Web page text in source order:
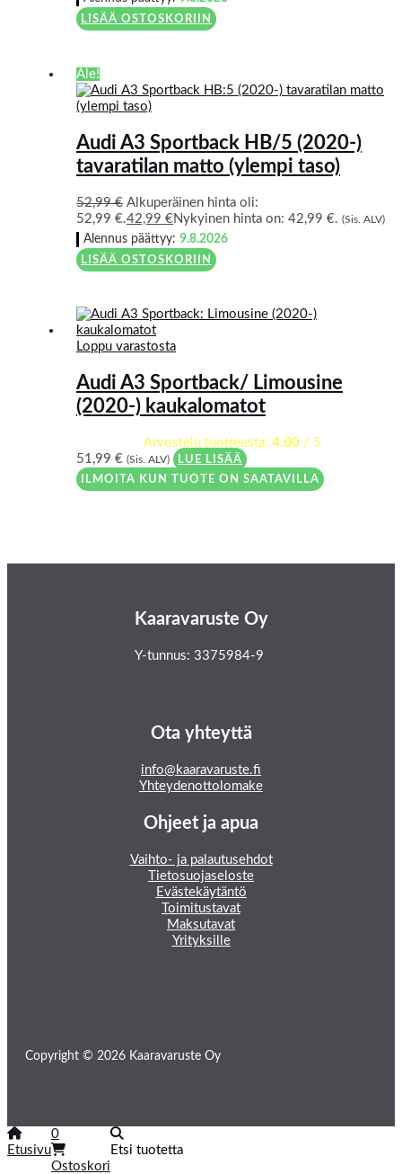
LISÄÄ OSTOSKORIIN
Ale!
Audi A3 Sportback HB/5 (2020-)
tavaratilan matto (ylempi taso)
52,99€ Alkuperäinen hinta oli:
52,99 €.42,99€Nykyinen hinta on: 42,99 €. (Sis. ALV)
Alennus päättyy:9.8.2026
LISÄÄ OSTOSKORIIN
Loppu varastosta
Audi A3 Sportback/ Limousine
(2020-) kaukalomatot
Arvostelu tuotteesta: 4.00/ 5
51,99€ (Sis. ALV)
LUE LISÄÄ
ILMOITA KUN TUOTE ON SAATAVILLA
Kaaravaruste Oy
Y-tunnus: 3375984-9
Ota yhteyttä
info@kaaravaruste.fi
Yhteydenottolomake
Ohjeet ja apua
Vaihto- ja palautusehdot
Tietosuojaseloste
Evästekäytäntö
Toimitustavat
Maksutavat
Yrityksille
Copyright © 2026 Kaaravaruste Oy
Etusivu
0
Ostoskori
Etsi tuotetta